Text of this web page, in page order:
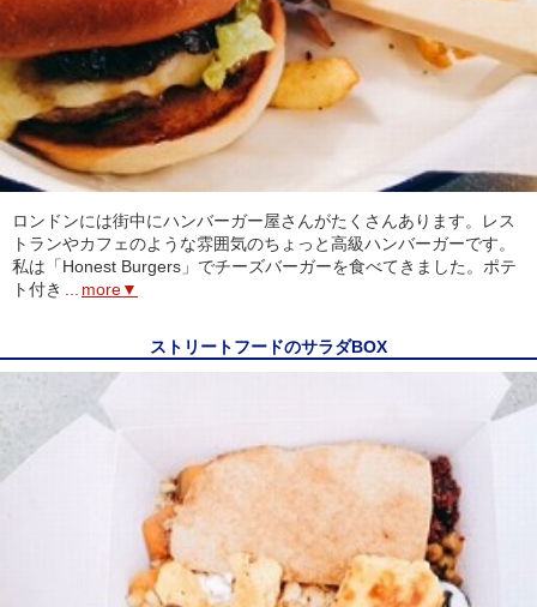
ロンドンには街中にハンバーガー屋さんがたくさんあります。レス
トランやカフェのような雰囲気のちょっと高級ハンバーガーです。
私は「Honest Burgers」でチーズバーガーを食べてきました。ポテ
ト付き
more▼
ストリートフードのサラダBOX